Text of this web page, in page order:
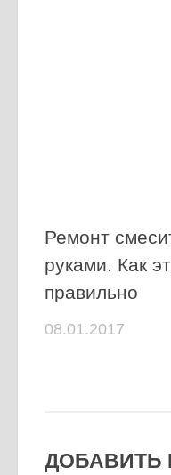
Ремонт
руками. Как
правильно
08.01.2017
ДОБАВИТЬ